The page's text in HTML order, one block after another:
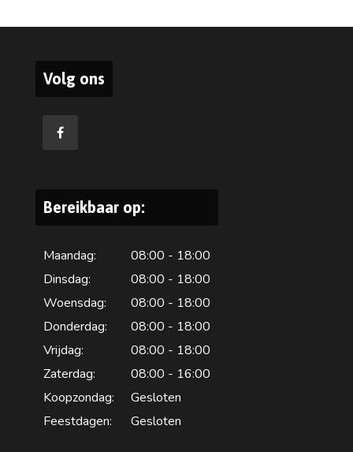
Volg ons
Bereikbaar op:
Maandag:
08:00 - 18:00
Dinsdag:
08:00 - 18:00
Woensdag:
08:00 - 18:00
Donderdag:
08:00 - 18:00
Vrijdag:
08:00 - 18:00
Zaterdag:
08:00 - 16:00
Koopzondag:
Gesloten
Feestdagen:
Gesloten